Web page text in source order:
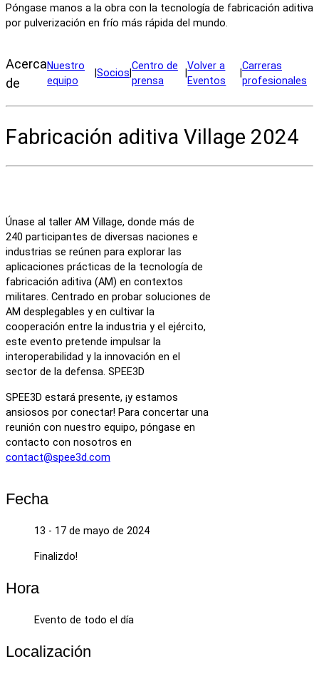
Póngase manos a la obra con la tecnología de fabricación aditiva
por pulverización en frío más rápida del mundo.
Acerca
de
Nuestro
equipo
Socios
Centro de
prensa
|
Volver a
Eventos
Carreras
profesionales
Fabricación aditiva Village 2024
Únase al taller AM Village, donde más de
240 participantes de diversas naciones e
industrias se reúnen para explorar las
aplicaciones prácticas de la tecnología de
fabricación aditiva (AM) en contextos
militares. Centrado en probar soluciones de
AM desplegables y en cultivar la
cooperación entre la industria y el ejército,
este evento pretende impulsar la
interoperabilidad y la innovación en el
sector de la defensa. SPEE3D
SPEE3D estará presente, ¡y estamos
ansiosos por conectar! Para concertar una
reunión con nuestro equipo, póngase en
contacto con nosotros en
contact@spee3d.com
Fecha
13 - 17 de mayo de 2024
Finalizdo!
Hora
Evento de todo el día
Localización